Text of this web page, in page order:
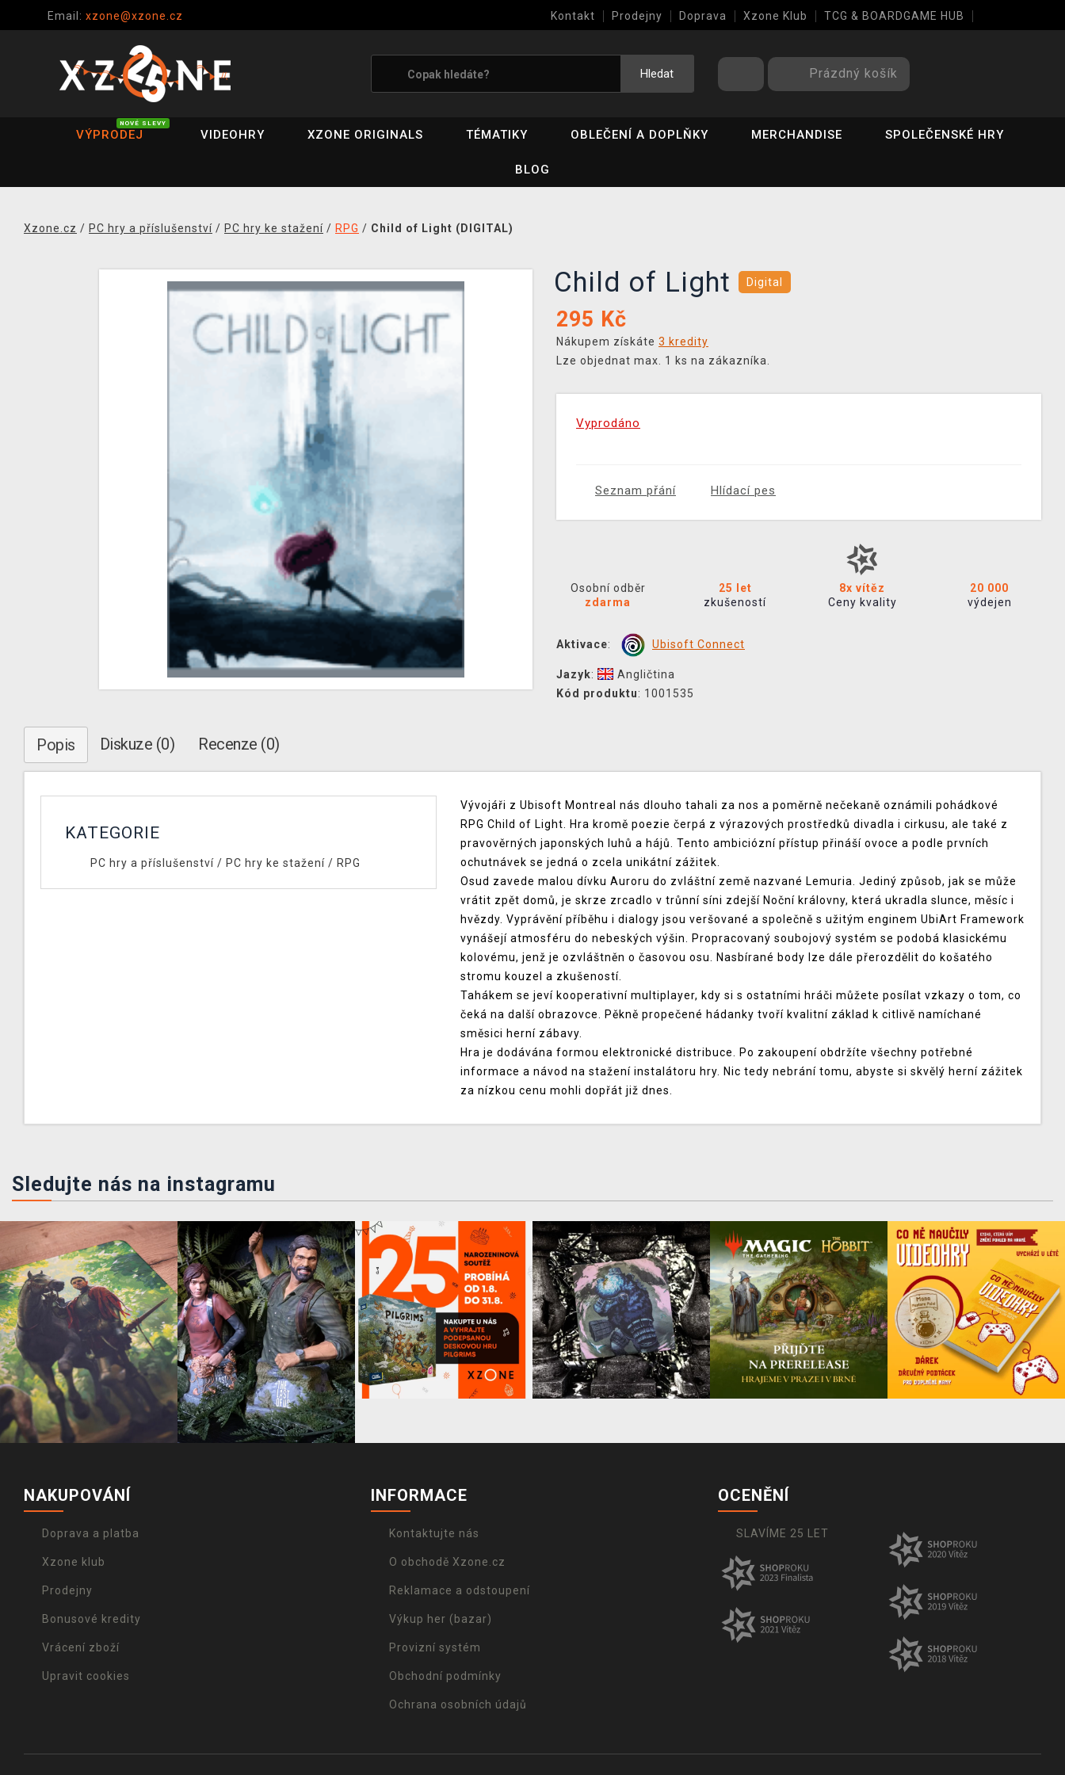
Email: xzone@xzone.cz Kontakt Prodejny Doprava Xzone Klub TCG & BOARDGAME HUB
Hledat Prázdný košík
VÝPRODEJ
NOVÉ SLEVY
VIDEOHRY XZONE ORIGINALS TÉMATIKY OBLEČENÍ A DOPLŇKY MERCHANDISE SPOLEČENSKÉ HRY
BLOG
Xzone.cz / PC hry a příslušenství / PC hry ke stažení / RPG / Child of Light (DIGITAL)
Child of Light Digital
295 Kč
Nákupem získáte 3 kredity
Lze objednat max. 1 ks na zákazníka.
Vyprodáno
Seznam přání Hlídací pes
Osobní odběr
zdarma
25 let
zkušeností
8x vítěz
Ceny kvality
20 000
výdejen
Aktivace: Ubisoft Connect
Jazyk:
Angličtina
Kód produktu: 1001535
Popis Diskuze (0) Recenze (0)
KATEGORIE
PC hry a příslušenství/ PC hry ke stažení/ RPG
Vývojáři z Ubisoft Montreal nás dlouho tahali za nos a poměrně nečekaně oznámili pohádkové
RPG Child of Light. Hra kromě poezie čerpá z výrazových prostředků divadla i cirkusu, ale také z
pravověrných japonských luhů a hájů. Tento ambiciózní přístup přináší ovoce a podle prvních
ochutnávek se jedná o zcela unikátní zážitek.
Osud zavede malou dívku Auroru do zvláštní země nazvané Lemuria. Jediný způsob, jak se může
vrátit zpět domů, je skrze zrcadlo v trůnní síni zdejší Noční královny, která ukradla slunce, měsíc i
hvězdy. Vyprávění příběhu i dialogy jsou veršované a společně s užitým enginem UbiArt Framework
vynášejí atmosféru do nebeských výšin. Propracovaný soubojový systém se podobá klasickému
kolovému, jenž je ozvláštněn o časovou osu. Nasbírané body lze dále přerozdělit do košatého
stromu kouzel a zkušeností.
Tahákem se jeví kooperativní multiplayer, kdy si s ostatními hráči můžete posílat vzkazy o tom, co
čeká na další obrazovce. Pěkně propečené hádanky tvoří kvalitní základ k citlivě namíchané
směsici herní zábavy.
Hra je dodávána formou elektronické distribuce. Po zakoupení obdržíte všechny potřebné
informace a návod na stažení instalátoru hry. Nic tedy nebrání tomu, abyste si skvělý herní zážitek
za nízkou cenu mohli dopřát již dnes.
Sledujte nás na instagramu
NAKUPOVÁNÍ
Doprava a platba
Xzone klub
Prodejny
Bonusové kredity
Vrácení zboží
Upravit cookies
INFORMACE
Kontaktujte nás
O obchodě Xzone.cz
Reklamace a odstoupení
Výkup her (bazar)
Provizní systém
Obchodní podmínky
Ochrana osobních údajů
OCENĚNÍ
SLAVÍME 25 LET